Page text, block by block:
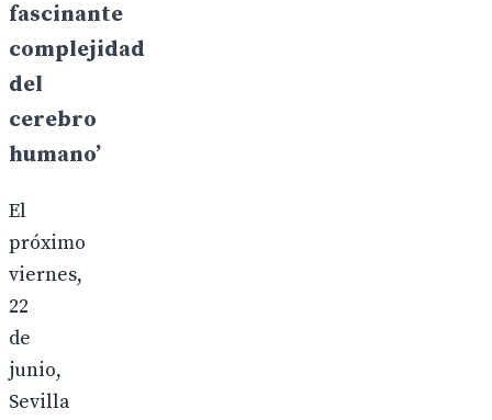
fascinante
complejidad
del
cerebro
humano’
El
próximo
viernes,
22
de
junio,
Sevilla